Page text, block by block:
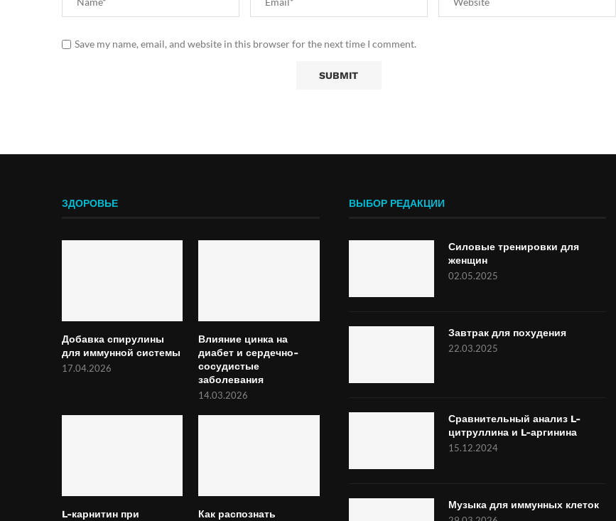
Save my name, email, and website in this browser for the next time I comment.
ЗДОРОВЬЕ
Добавка спирулины
для иммунной системы
17.04.2026
Влияние цинка на
диабет и сердечно-
сосудистые
заболевания
14.03.2026
L-карнитин при Как распознать
ВЫБОР РЕДАКЦИИ
Силовые тренировки для
женщин
02.05.2025
Завтрак для похудения
22.03.2025
Сравнительный анализ L-
цитруллина и L-аргинина
15.12.2024
Музыка для иммунных клеток